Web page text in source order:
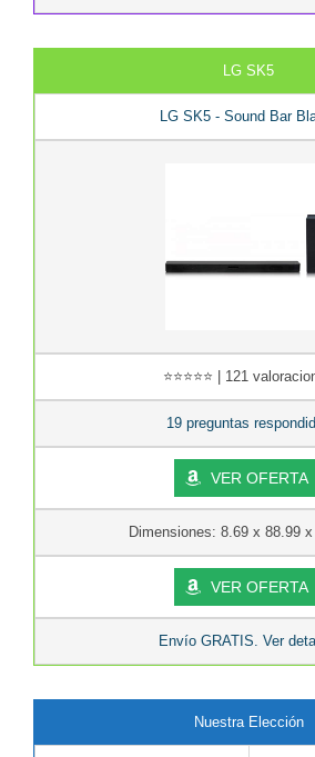
LG SK5
LG SK5 - Sound Bar
⭐⭐⭐⭐⭐ | 121
19 preguntas
VER OFERTA
Dimensiones: 8.69 x 88.99
VER OFERTA
Envío GRATIS. Ver
Nuestra Elección